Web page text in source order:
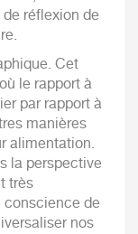
réflexion de
Cet
le rapport à
par rapport à
manières
alimentation.
la perspective
très
conscience de
nos